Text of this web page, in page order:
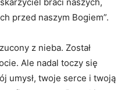
braci naszych,
przed naszym Bogiem”.
z nieba. Został
Ale nadal toczy się
umysł, twoje serce i twoją